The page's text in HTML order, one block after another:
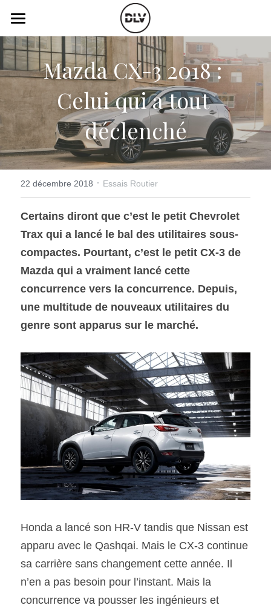
Catégories
Actualité Auto
Électrique
Histoire de chars
Art Automobile
Essais Routier
Vidéo
Podcast
Radio FM
Télé RDS
Simulateur
Assurance
Rechercher
SOUMISSION RAPIDE
ASSURANCE
Mazda CX-3 2018 :
Celui qui a tout
déclenché
22 décembre 2018 · Essais Routier
Certains diront que c’est le petit Chevrolet
Trax qui a lancé le bal des utilitaires sous-
compactes. Pourtant, c’est le petit CX-3 de
Mazda qui a vraiment lancé cette
concurrence vers la concurrence. Depuis,
une multitude de nouveaux utilitaires du
genre sont apparus sur le marché.
Honda a lancé son HR-V tandis que Nissan est
apparu avec le Qashqai. Mais le CX-3 continue
sa carrière sans changement cette année. Il
n’en a pas besoin pour l’instant. Mais la
concurrence va pousser les ingénieurs et
LES CATÉGORIES DE LA BOUTIQUE
Toutes les catégories